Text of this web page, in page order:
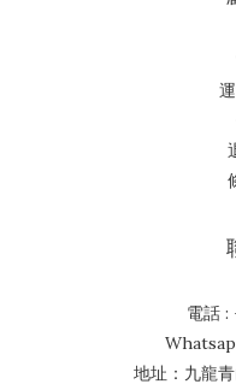
電話 :
地址：九龍